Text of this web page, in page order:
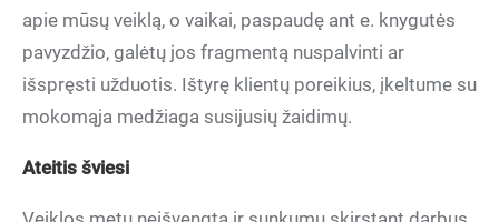
apie mūsų veiklą, o vaikai, paspaudę ant e. knygutės
pavyzdžio, galėtų jos fragmentą nuspalvinti ar
išspręsti užduotis. Ištyrę klientų poreikius, įkeltume su
mokomąja medžiaga susijusių žaidimų.
Ateitis šviesi